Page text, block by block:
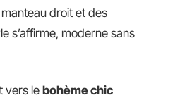
droit et des
s’affirme, moderne sans
vers le bohème chic